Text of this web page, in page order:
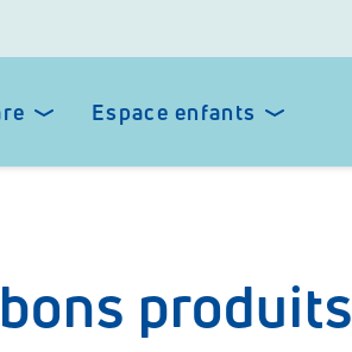
Espace enfants
produits